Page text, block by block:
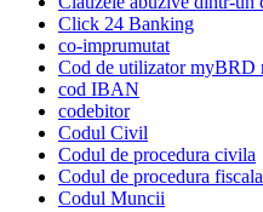
Click 24 Banking
co-imprumutat
Cod de utilizator myBRD
cod IBAN
codebitor
Codul Civil
Codul de procedura civila
Codul de procedura fiscala
Codul Muncii